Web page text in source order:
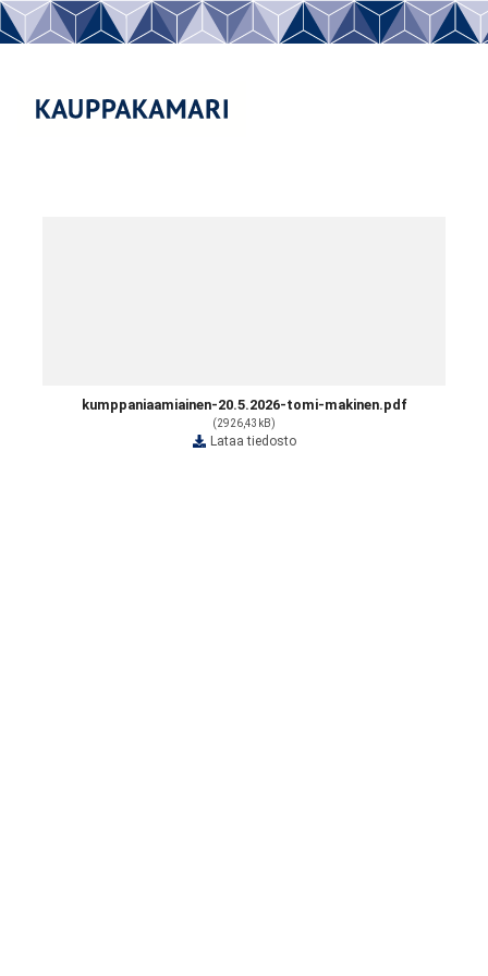
kumppaniaamiainen-20.5.2026-tomi-makinen.pdf
(2926,43kB)
Lataa tiedosto